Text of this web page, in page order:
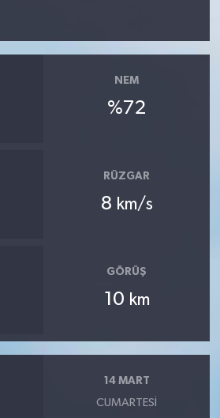
NEM
%72
RÜZGAR
8 km/s
GÖRÜŞ
10 km
14 MART
CUMARTESI